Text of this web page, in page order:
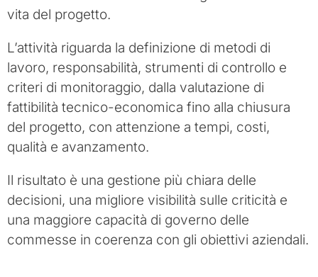
vita del progetto.
L’attività riguarda la definizione di metodi di
lavoro, responsabilità, strumenti di controllo e
criteri di monitoraggio, dalla valutazione di
fattibilità tecnico-economica fino alla chiusura
del progetto, con attenzione a tempi, costi,
qualità e avanzamento.
Il risultato è una gestione più chiara delle
decisioni, una migliore visibilità sulle criticità e
una maggiore capacità di governo delle
commesse in coerenza con gli obiettivi aziendali.